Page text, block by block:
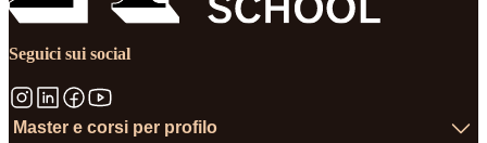
Seguici sui social
Master e corsi per profilo